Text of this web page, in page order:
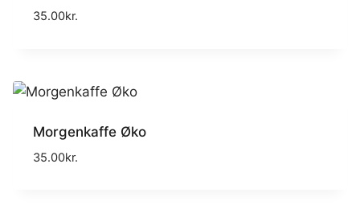
35.00kr.
Morgenkaffe Øko
35.00kr.